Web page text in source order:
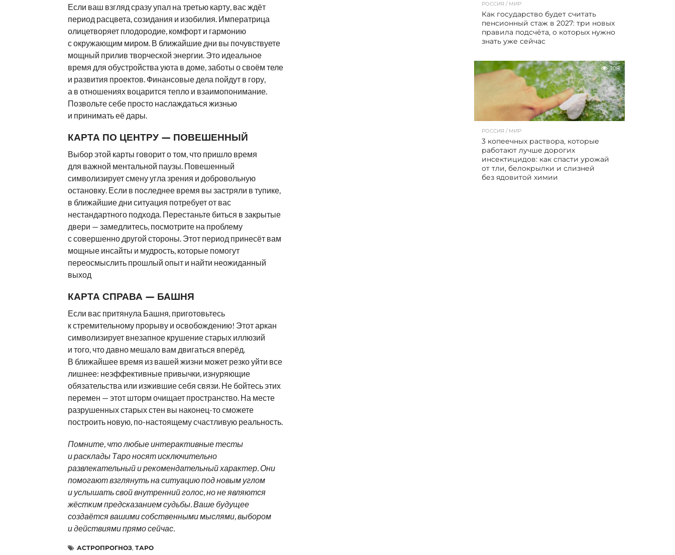
Если ваш взгляд сразу упал на третью карту, вас ждёт
период расцвета, созидания и изобилия. Императрица
олицетворяет плодородие, комфорт и гармонию
с окружающим миром. В ближайшие дни вы почувствуете
мощный прилив творческой энергии. Это идеальное
время для обустройства уюта в доме, заботы о своём теле
и развития проектов. Финансовые дела пойдут в гору,
а в отношениях воцарится тепло и взаимопонимание.
Позвольте себе просто наслаждаться жизнью
и принимать её дары.
КАРТА ПО ЦЕНТРУ — ПОВЕШЕННЫЙ
Выбор этой карты говорит о том, что пришло время
для важной ментальной паузы. Повешенный
символизирует смену угла зрения и добровольную
остановку. Если в последнее время вы застряли в тупике,
в ближайшие дни ситуация потребует от вас
нестандартного подхода. Перестаньте биться в закрытые
двери — замедлитесь, посмотрите на проблему
с совершенно другой стороны. Этот период принесёт вам
мощные инсайты и мудрость, которые помогут
переосмыслить прошлый опыт и найти неожиданный
выход
КАРТА СПРАВА — БАШНЯ
Если вас притянула Башня, приготовьтесь
к стремительному прорыву и освобождению! Этот аркан
символизирует внезапное крушение старых иллюзий
и того, что давно мешало вам двигаться вперёд.
В ближайшее время из вашей жизни может резко уйти все
лишнее: неэффективные привычки, изнуряющие
обязательства или изжившие себя связи. Не бойтесь этих
перемен — этот шторм очищает пространство. На месте
разрушенных старых стен вы наконец-то сможете
построить новую, по-настоящему счастливую реальность.
Помните, что любые интерактивные тесты
и расклады Таро носят исключительно
развлекательный и рекомендательный характер. Они
помогают взглянуть на ситуацию под новым углом
и услышать свой внутренний голос, но не являются
жёстким предсказанием судьбы. Ваше будущее
создаётся вашими собственными мыслями, выбором
и действиями прямо сейчас.
АСТРОПРОГНОЗ, ТАРО
РОССИЯ / МИР
Как государство будет считать
пенсионный стаж в 2027: три новых
правила подсчёта, о которых нужно
знать уже сейчас
108
РОССИЯ / МИР
3 копеечных раствора, которые
работают лучше дорогих
инсектицидов: как спасти урожай
от тли, белокрылки и слизней
без ядовитой химии